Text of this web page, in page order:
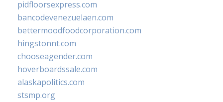
pidfloorsexpress.com
bancodevenezuelaen.com
bettermoodfoodcorporation.com
hingstonnt.com
chooseagender.com
hoverboardssale.com
alaskapolitics.com
stsmp.org